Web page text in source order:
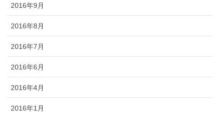
2016年9月
2016年8月
2016年7月
2016年6月
2016年4月
2016年1月